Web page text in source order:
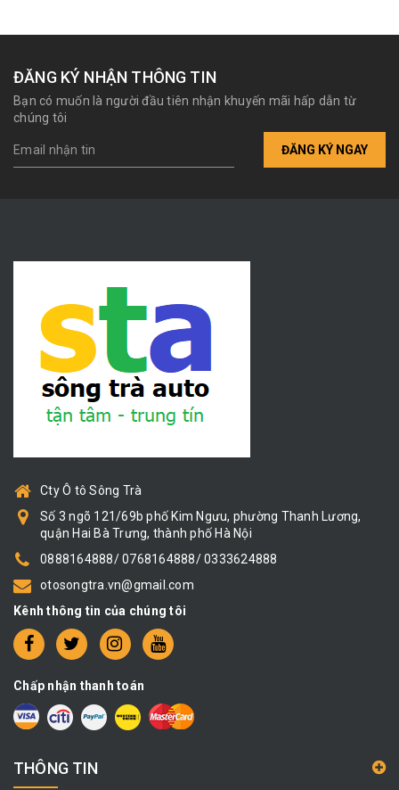
ĐĂNG KÝ NHẬN THÔNG TIN
Bạn có muốn là người đầu tiên nhận khuyến mãi hấp dẫn từ
chúng tôi
ĐĂNG KÝ NGAY
Cty Ô tô Sông Trà
Số 3 ngõ 121/69b phố Kim Ngưu, phường Thanh Lương,
quận Hai Bà Trưng, thành phố Hà Nội
0888164888/ 0768164888/ 0333624888
otosongtra.vn@gmail.com
Kênh thông tin của chúng tôi
Chấp nhận thanh toán
THÔNG TIN